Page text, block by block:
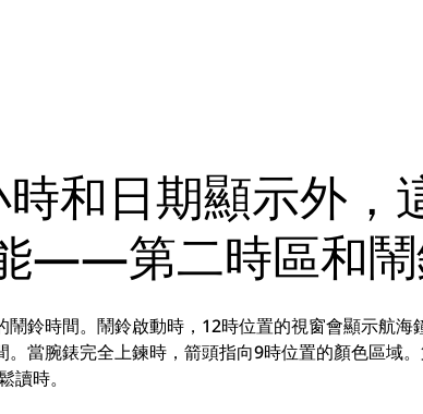
和日期顯示外，
——第二時區和鬧
鈴時間。鬧鈴啟動時，12時位置的視窗會顯示航
當腕錶完全上鍊時，箭頭指向9時位置的顏色區域
時。